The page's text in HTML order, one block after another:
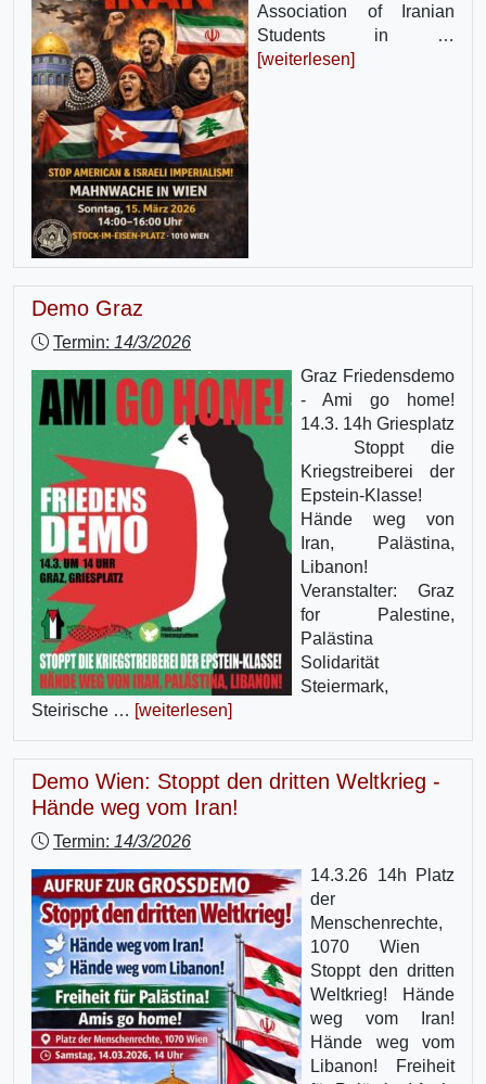
Association of Iranian
Students in …
[weiterlesen]
Demo Graz
Termin: 14/3/2026
Graz Friedensdemo
- Ami go home!
14.3. 14h Griesplatz
Stoppt die
Kriegstreiberei der
Epstein-Klasse!
Hände weg von
Iran, Palästina,
Libanon!
Veranstalter: Graz
for Palestine,
Palästina
Solidarität
Steiermark,
Steirische … [weiterlesen]
Demo Wien: Stoppt den dritten Weltkrieg -
Hände weg vom Iran!
Termin: 14/3/2026
14.3.26 14h Platz
der
Menschenrechte,
1070 Wien
Stoppt den dritten
Weltkrieg! Hände
weg vom Iran!
Hände weg vom
Libanon! Freiheit